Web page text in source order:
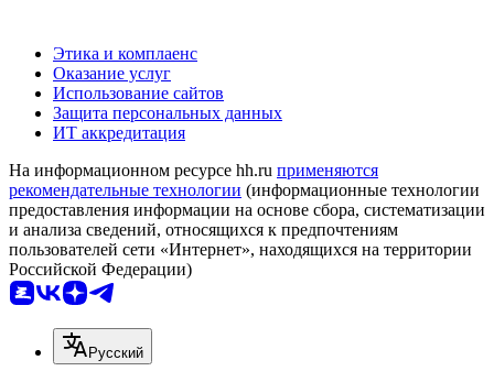
Этика и комплаенс
Оказание услуг
Использование сайтов
Защита персональных данных
ИТ аккредитация
На информационном ресурсе hh.ru применяются
рекомендательные технологии (информационные технологии
предоставления информации на основе сбора, систематизации
и анализа сведений, относящихся к предпочтениям
пользователей сети «Интернет», находящихся на территории
Российской Федерации)
Русский